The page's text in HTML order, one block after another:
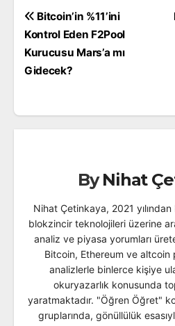
Yazı
gezinmesi
Bitcoin’in %11’ini
Kontrol Eden F2Pool
Kurucusu Mars’a mı
Gidecek?
ByNihat
Nihat Çetinkaya, 2021
blokzincir teknolojileri üzerine
analiz ve piyasa yorumları
Bitcoin, Ethereum ve altcoin
analizlerle binlerce kişiye
okuryazarlık konusunda
yaratmaktadır. "Öğren Öğret"
gruplarında, gönüllülük